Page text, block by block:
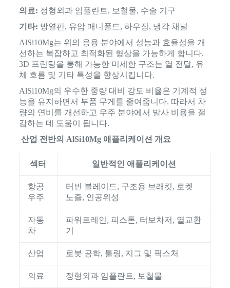
의료: 정형외과 임플란트, 보철물, 수술 기구
기타: 방열판, 유압 매니폴드, 하우징, 냉각 채널
AlSi10Mg는 위의 응용 분야에서 성능과 효율성을 개
선하는 복잡하고 최적화된 형상을 가능하게 합니다.
3D 프린팅을 통해 가능한 미세한 구조는 열 전달, 유
체 흐름 및 기타 특성을 향상시킵니다.
AlSi10Mg의 우수한 중량 대비 강도 비율은 기계적 성
능을 유지하면서 부품 무게를 줄여줍니다. 따라서 차
량의 연비를 개선하고 우주 분야에서 발사 비용을 절
감하는 데 도움이 됩니다.
산업 전반의 AlSi10Mg 애플리케이션 개요
섹터 일반적인 애플리케이션
항공
우주
터빈 블레이드, 구조용 브래킷, 로켓
노즐, 인공위성
자동
차
파워트레인, 피스톤, 터보차저, 열교환
기
산업 로봇 공학, 툴링, 지그 및 픽스처
의료 정형외과 임플란트, 보철물